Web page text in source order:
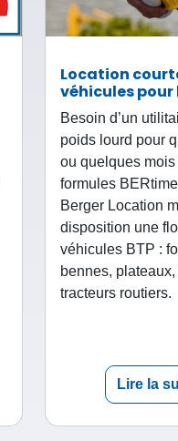
Location
véhicules pour
Besoin d’un
poids lourd pour
ou quelques
formules
Berger Location
disposition une
véhicules BTP :
bennes,
tracteurs routiers.
Lire la